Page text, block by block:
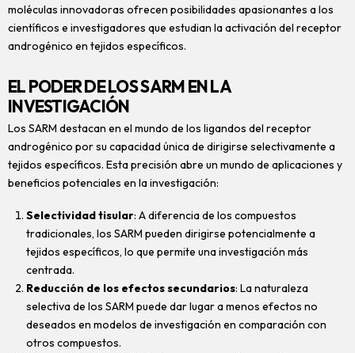
moléculas innovadoras ofrecen posibilidades apasionantes a los
científicos e investigadores que estudian la activación del receptor
androgénico en tejidos específicos.
EL PODER DE LOS SARM EN LA
INVESTIGACIÓN
Los SARM destacan en el mundo de los ligandos del receptor
androgénico por su capacidad única de dirigirse selectivamente a
tejidos específicos. Esta precisión abre un mundo de aplicaciones y
beneficios potenciales en la investigación:
Selectividad tisular: A diferencia de los compuestos
tradicionales, los SARM pueden dirigirse potencialmente a
tejidos específicos, lo que permite una investigación más
centrada.
Reducción de los efectos secundarios: La naturaleza
selectiva de los SARM puede dar lugar a menos efectos no
deseados en modelos de investigación en comparación con
otros compuestos.